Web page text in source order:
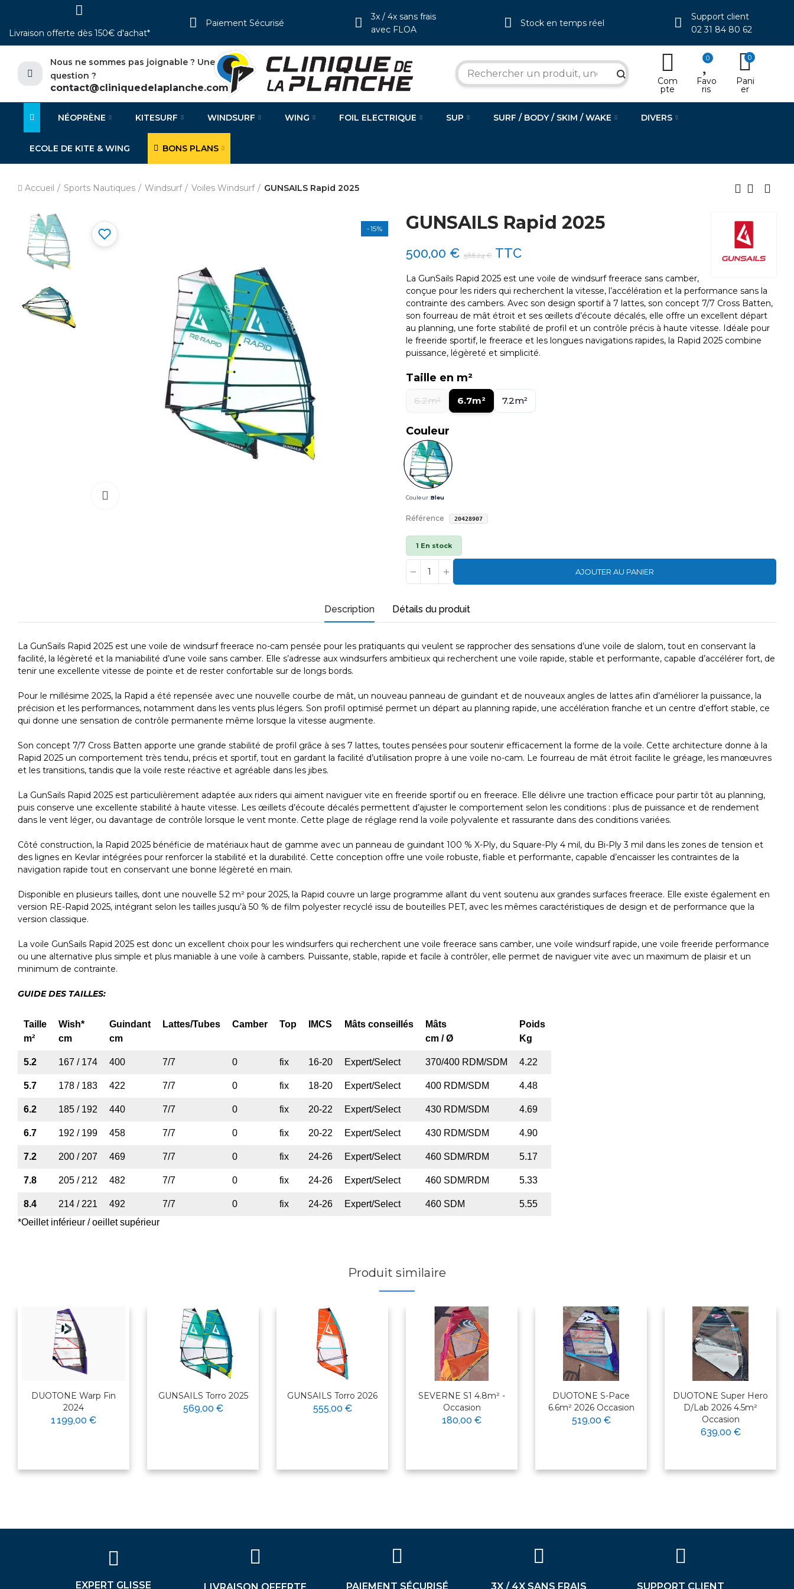
Livraison offerte dès 150€ d'achat*
Paiement Sécurisé
3x / 4x sans frais
avec FLOA
Stock en temps réel
Support client
02 31 84 80 62
Nous ne sommes pas joignable ? Une
question ?
contact@cliniquedelaplanche.com
search Com
pte
0
Favo
ris
0
Pani
er
NÉOPRÈNE KITESURF WINDSURF WING FOIL ELECTRIQUE SUP SURF / BODY / SKIM / WAKE DIVERS
ECOLE DE KITE & WING BONS PLANS
Accueil Sports Nautiques Windsurf Voiles Windsurf GUNSAILS Rapid 2025
-15% GUNSAILS Rapid 2025
500,00 € 588,24 € TTC
La GunSails Rapid 2025 est une voile de windsurf freerace sans camber,
conçue pour les riders qui recherchent la vitesse, l’accélération et la performance sans la
contrainte des cambers. Avec son design sportif à 7 lattes, son concept 7/7 Cross Batten,
son fourreau de mât étroit et ses œillets d’écoute décalés, elle offre un excellent départ
au planning, une forte stabilité de profil et un contrôle précis à haute vitesse. Idéale pour
le freeride sportif, le freerace et les longues navigations rapides, la Rapid 2025 combine
puissance, légèreté et simplicité.
Taille en m²
6.2m² 6.7m² 7.2m²
Couleur
Couleur :Bleu
Référence 20428907
1 En stock
AJOUTER AU PANIER
Description Détails du produit
La GunSails Rapid 2025 est une voile de windsurf freerace no-cam pensée pour les pratiquants qui veulent se rapprocher des sensations d’une voile de slalom, tout en conservant la
facilité, la légèreté et la maniabilité d’une voile sans camber. Elle s’adresse aux windsurfers ambitieux qui recherchent une voile rapide, stable et performante, capable d’accélérer fort, de
tenir une excellente vitesse de pointe et de rester confortable sur de longs bords.
Pour le millésime 2025, la Rapid a été repensée avec une nouvelle courbe de mât, un nouveau panneau de guindant et de nouveaux angles de lattes afin d’améliorer la puissance, la
précision et les performances, notamment dans les vents plus légers. Son profil optimisé permet un départ au planning rapide, une accélération franche et un centre d’effort stable, ce
qui donne une sensation de contrôle permanente même lorsque la vitesse augmente.
Son concept 7/7 Cross Batten apporte une grande stabilité de profil grâce à ses 7 lattes, toutes pensées pour soutenir efficacement la forme de la voile. Cette architecture donne à la
Rapid 2025 un comportement très tendu, précis et sportif, tout en gardant la facilité d’utilisation propre à une voile no-cam. Le fourreau de mât étroit facilite le gréage, les manœuvres
et les transitions, tandis que la voile reste réactive et agréable dans les jibes.
La GunSails Rapid 2025 est particulièrement adaptée aux riders qui aiment naviguer vite en freeride sportif ou en freerace. Elle délivre une traction efficace pour partir tôt au planning,
puis conserve une excellente stabilité à haute vitesse. Les œillets d’écoute décalés permettent d’ajuster le comportement selon les conditions : plus de puissance et de rendement
dans le vent léger, ou davantage de contrôle lorsque le vent monte. Cette plage de réglage rend la voile polyvalente et rassurante dans des conditions variées.
Côté construction, la Rapid 2025 bénéficie de matériaux haut de gamme avec un panneau de guindant 100 % X-Ply, du Square-Ply 4 mil, du Bi-Ply 3 mil dans les zones de tension et
des lignes en Kevlar intégrées pour renforcer la stabilité et la durabilité. Cette conception offre une voile robuste, fiable et performante, capable d’encaisser les contraintes de la
navigation rapide tout en conservant une bonne légèreté en main.
Disponible en plusieurs tailles, dont une nouvelle 5.2 m² pour 2025, la Rapid couvre un large programme allant du vent soutenu aux grandes surfaces freerace. Elle existe également en
version RE-Rapid 2025, intégrant selon les tailles jusqu’à 50 % de film polyester recyclé issu de bouteilles PET, avec les mêmes caractéristiques de design et de performance que la
version classique.
La voile GunSails Rapid 2025 est donc un excellent choix pour les windsurfers qui recherchent une voile freerace sans camber, une voile windsurf rapide, une voile freeride performance
ou une alternative plus simple et plus maniable à une voile à cambers. Puissante, stable, rapide et facile à contrôler, elle permet de naviguer vite avec un maximum de plaisir et un
minimum de contrainte.
GUIDE DES TAILLES:
Taille
m²
Wish*
cm
Guindant
cm
Lattes/Tubes Camber Top IMCS Mâts conseillés
Mâts
cm / Ø
Poids
Kg
5.2 167 / 174 400 7/7 0 fix 16-20 Expert/Select 370/400 RDM/SDM 4.22
5.7 178 / 183 422 7/7 0 fix 18-20 Expert/Select 400 RDM/SDM 4.48
6.2 185 / 192 440 7/7 0 fix 20-22 Expert/Select 430 RDM/SDM 4.69
6.7 192 / 199 458 7/7 0 fix 20-22 Expert/Select 430 RDM/SDM 4.90
7.2 200 / 207 469 7/7 0 fix 24-26 Expert/Select 460 SDM/RDM 5.17
7.8 205 / 212 482 7/7 0 fix 24-26 Expert/Select 460 SDM/RDM 5.33
8.4 214 / 221 492 7/7 0 fix 24-26 Expert/Select 460 SDM
5.55
*Oeillet inférieur / oeillet supérieur
Produit similaire
DUOTONE Warp Fin
2024
1 199,00 €
GUNSAILS Torro 2025
569,00 €
GUNSAILS Torro 2026
555,00 €
SEVERNE S1 4.8m² -
Occasion
180,00 €
DUOTONE S-Pace
6.6m² 2026 Occasion
519,00 €
DUOTONE Super Hero
D/Lab 2026 4.5m²
Occasion
639,00 €
Bonjour ! Je suis votre expert
EXPERT GLISSE LIVRAISON OFFERTE PAIEMENT SÉCURISÉ 3X / 4X SANS FRAIS SUPPORT CLIENT